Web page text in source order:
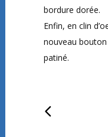
bordure dorée.
Enfin, en clin
nouveau
patiné.